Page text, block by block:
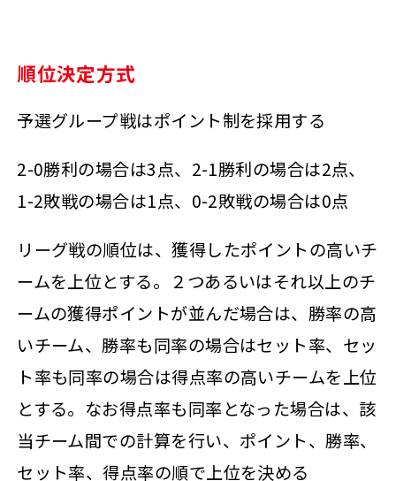
順位決定方式
予選グループ戦はポイント制を採用する
2-0勝利の場合は3点、2-1勝利の場合は2点、
1-2敗戦の場合は1点、0-2敗戦の場合は0点
リーグ戦の順位は、獲得したポイントの高いチ
ームを上位とする。２つあるいはそれ以上のチ
ームの獲得ポイントが並んだ場合は、勝率の高
いチーム、勝率も同率の場合はセット率、セッ
ト率も同率の場合は得点率の高いチームを上位
とする。なお得点率も同率となった場合は、該
当チーム間での計算を行い、ポイント、勝率、
セット率、得点率の順で上位を決める